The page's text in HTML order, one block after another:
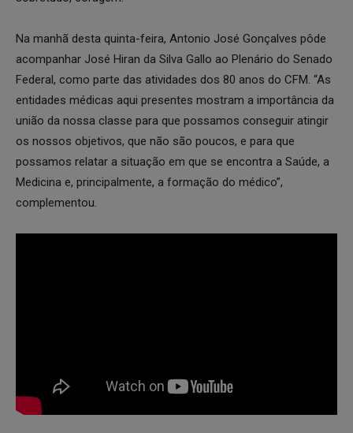
Na manhã desta quinta-feira, Antonio José Gonçalves pôde
acompanhar José Hiran da Silva Gallo ao Plenário do Senado
Federal, como parte das atividades dos 80 anos do CFM. “As
entidades médicas aqui presentes mostram a importância da
união da nossa classe para que possamos conseguir atingir
os nossos objetivos, que não são poucos, e para que
possamos relatar a situação em que se encontra a Saúde, a
Medicina e, principalmente, a formação do médico”,
complementou.